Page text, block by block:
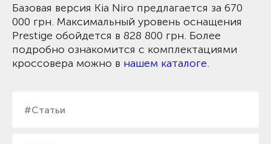
#Статьи
Базовая версия Kia Niro предлагается за 670
000 грн. Максимальный уровень оснащения
Prestige обойдется в 828 800 грн. Более
подробно ознакомится с комплектациями
кроссовера можно в нашем каталоге.